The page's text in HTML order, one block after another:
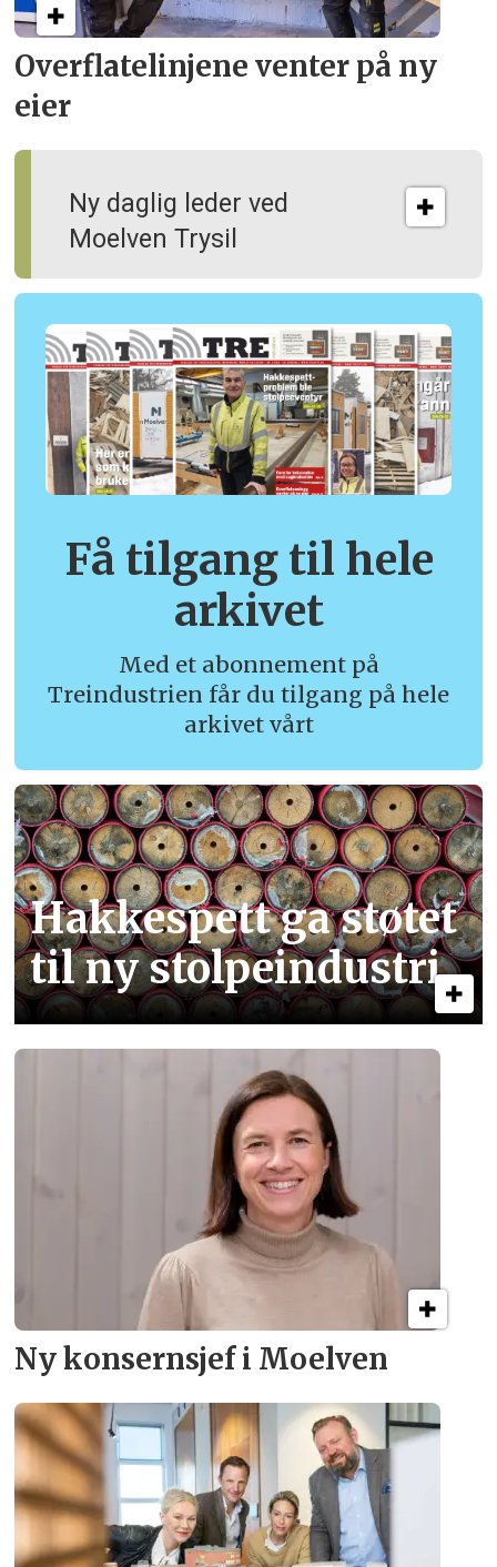
Overflate­linjene venter på ny
eier
Ny daglig leder ved
Moelven Trysil
Få tilgang til hele
arkivet
Med et abonnement på
Treindustrien får du tilgang på hele
arkivet vårt
Hakkespett ga støtet
til ny stolpe­industri
Ny konsern­sjef i Moelven